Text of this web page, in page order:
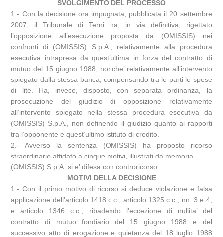
SVOLGIMENTO DEL PROCESSO
1.- Con la decisione ora impugnata, pubblicata il 20 settembre
2007, il Tribunale di Terni ha, in via definitiva, rigettato
l’opposizione all’esecuzione proposta da (OMISSIS) nei
confronti di (OMISSIS) S.p.A., relativamente alla procedura
esecutiva intrapresa da quest’ultima in forza del contratto di
mutuo del 15 giugno 1988, nonche’ relativamente all’intervento
spiegato dalla stessa banca, compensando tra le parti le spese
di lite. Ha, invece, disposto, con separata ordinanza, la
prosecuzione del giudizio di opposizione relativamente
all’intervento spiegato nella stessa procedura esecutiva da
(OMISSIS) S.p.A., non definendo il giudizio quanto ai rapporti
tra l’opponente e quest’ultimo istituto di credito.
2.- Avverso la sentenza (OMISSIS) ha proposto ricorso
straordinario affidato a cinque motivi, illustrati da memoria.
(OMISSIS) S.p.A. si e’ difesa con controricorso.
MOTIVI DELLA DECISIONE
1.- Con il primo motivo di ricorso si deduce violazione e falsa
applicazione dell’articolo 1418 c.c., articolo 1325 c.c., nn. 3 e 4,
e articolo 1346 c.c., ribadendo l’eccezione di nullita’ del
contratto di mutuo fondiario del 15 giugno 1988 e del
successivo atto di erogazione e quietanza del 18 luglio 1988